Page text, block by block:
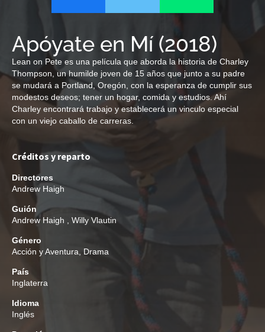
Apóyate en Mí (2018)
Lean on Pete es una película que aborda la historia de Charley
Thompson, un humilde joven de 15 años que junto a su padre
se mudará a Portland, Oregón, con la esperanza de cumplir sus
modestos deseos; tener un hogar, comida y estudios. Ahí
Charley encontrará trabajo y establecerá un vinculo especial
con un viejo caballo de carreras.
Créditos y reparto
Directores
Andrew Haigh
Guión
Andrew Haigh
Willy Vlautin
Género
Acción y Aventura
Drama
País
Inglaterra
Idioma
Inglés